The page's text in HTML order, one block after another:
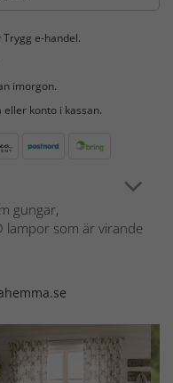
e-handel.
imorgon.
eller konto i kassan.
gungar,
lampor som är virande